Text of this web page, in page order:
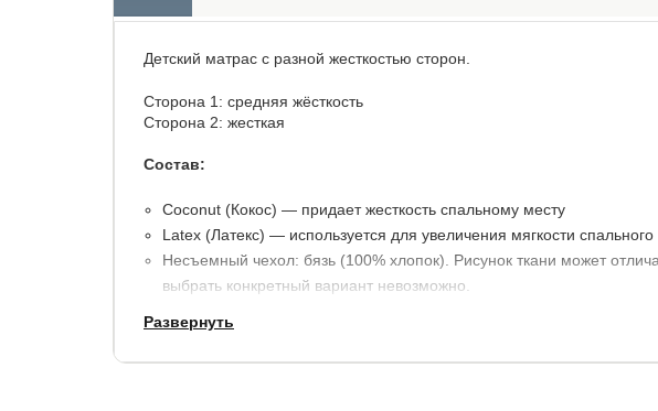
Детский матрас с разной жесткостью сторон.
Сторона 1: средняя жёсткость
Сторона 2: жесткая
Состав:
Coconut (Кокос) — придает жесткость спальному месту
Latex (Латекс) — используется для увеличения мягкости спального
Несъемный чехол: бязь (100% хлопок). Рисунок ткани может
выбрать конкретный вариант невозможно.
Высота: 7 см.
Максимальная нагрузка на спальное место: 70 кг.
Развернуть